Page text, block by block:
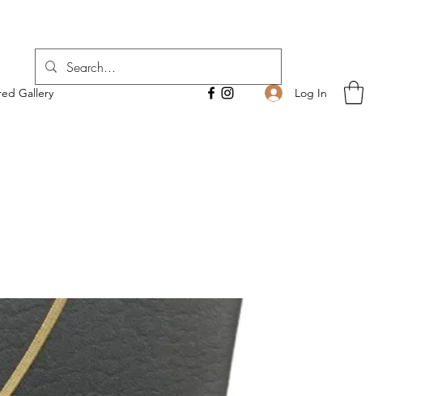
Gallery Log In